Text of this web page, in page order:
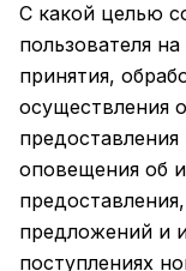
С какой целью
пользователя
принятия,
осуществления
оповещения об
предложений и
поступлениях